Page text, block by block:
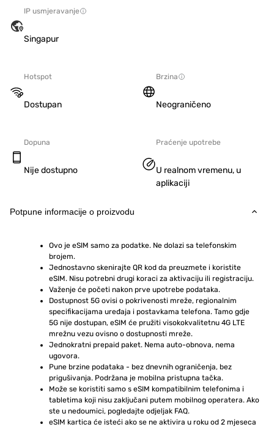
IP usmjeravanje
Singapur
Hotspot
Dostupan
Brzina
Neograničeno
Dopuna
Nije dostupno
Praćenje upotrebe
U realnom vremenu, u
aplikaciji
Potpune informacije o proizvodu
Ovo je eSIM samo za podatke. Ne dolazi sa telefonskim
brojem.
Jednostavno skenirajte QR kod da preuzmete i koristite
eSIM. Nisu potrebni drugi koraci za aktivaciju ili registraciju.
Važenje će početi nakon prve upotrebe podataka.
Dostupnost 5G ovisi o pokrivenosti mreže, regionalnim
specifikacijama uređaja i postavkama telefona. Tamo gdje
5G nije dostupan, eSIM će pružiti visokokvalitetnu 4G LTE
mrežnu vezu ovisno o dostupnosti mreže.
Jednokratni prepaid paket. Nema auto-obnova, nema
ugovora.
Pune brzine podataka - bez dnevnih ograničenja, bez
prigušivanja. Podržana je mobilna pristupna tačka.
Može se koristiti samo s eSIM kompatibilnim telefonima i
tabletima koji nisu zaključani putem mobilnog operatera. Ako
ste u nedoumici, pogledajte odjeljak FAQ.
eSIM kartica će isteći ako se ne aktivira u roku od 2 mjeseca